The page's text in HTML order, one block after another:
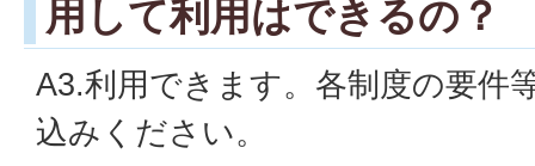
用して利用はできるの？
A3.利用できます。各制度の要件
込みください。